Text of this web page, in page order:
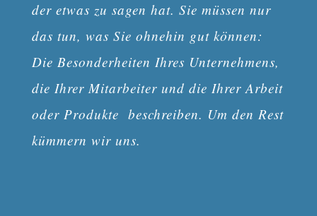
der etwas zu sagen hat. Sie müssen nur
das tun, was Sie ohnehin gut können:
Die Besonderheiten Ihres Unternehmens,
die Ihrer Mitarbeiter und die Ihrer Arbeit
oder Produkte beschreiben. Um den Rest
kümmern wir uns.